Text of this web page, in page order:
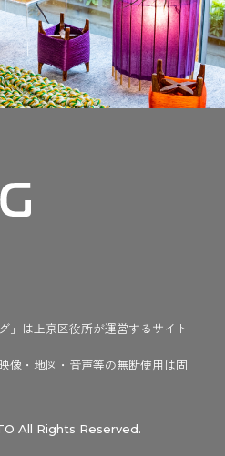
」は上京区役所が運営するサイト
像・地図・音声等の無断使用は固
All Rights Reserved.